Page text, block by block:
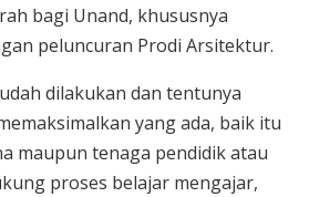
bagi Unand, khususnya
peluncuran Prodi Arsitektur.
dilakukan dan tentunya
yang ada, baik itu
maupun tenaga pendidik atau
proses belajar mengajar,